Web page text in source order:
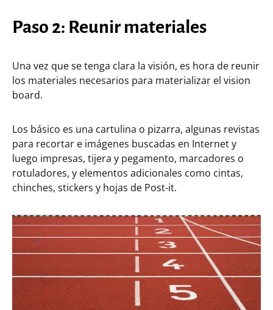
Paso 2: Reunir materiales
Una vez que se tenga clara la visión, es hora de reunir
los materiales necesarios para materializar el vision
board.
Los básico es una cartulina o pizarra, algunas revistas
para recortar e imágenes buscadas en Internet y
luego impresas, tijera y pegamento, marcadores o
rotuladores, y elementos adicionales como cintas,
chinches, stickers y hojas de Post-it.